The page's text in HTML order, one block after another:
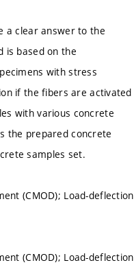
a clear answer to the
is based on the
with stress
if the fibers are activated
with various concrete
the prepared concrete
samples set.
(CMOD); Load-deflection
(CMOD); Load-deflection